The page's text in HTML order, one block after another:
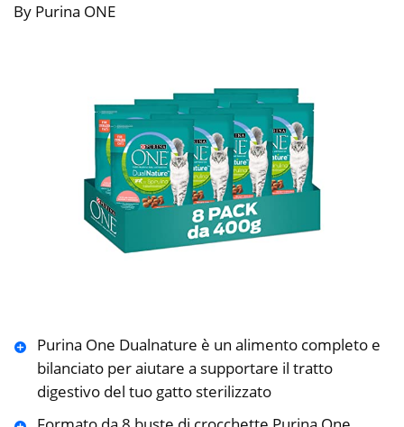
By Purina ONE
Purina One Dualnature è un alimento completo e
bilanciato per aiutare a supportare il tratto
digestivo del tuo gatto sterilizzato